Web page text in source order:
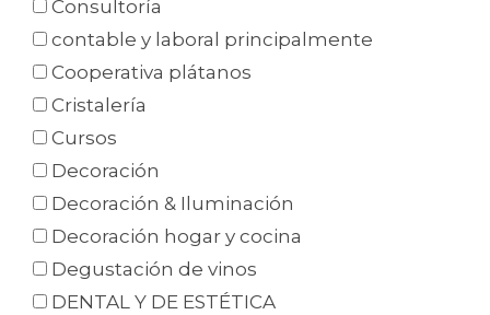
Consultoría
contable y laboral principalmente
Cooperativa plátanos
Cristalería
Cursos
Decoración
Decoración & Iluminación
Decoración hogar y cocina
Degustación de vinos
DENTAL Y DE ESTÉTICA